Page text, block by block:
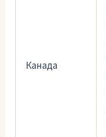
Канада